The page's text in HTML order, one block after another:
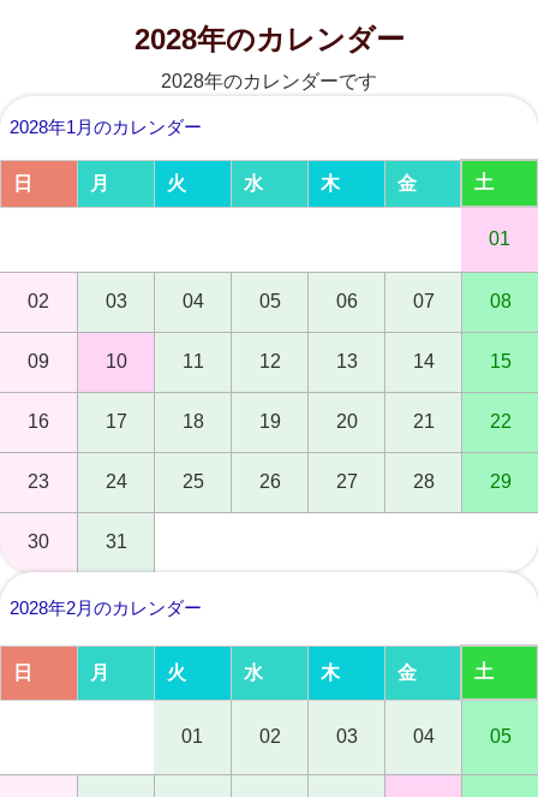
2028年のカレンダー
2028年のカレンダーです
2028年1月のカレンダー
日 月 火 水 木 金 土
01
02 03 04 05 06 07 08
09 10 11 12 13 14 15
16 17 18 19 20 21 22
23 24 25 26 27 28 29
30 31
2028年2月のカレンダー
日 月 火 水 木 金 土
01 02 03 04 05